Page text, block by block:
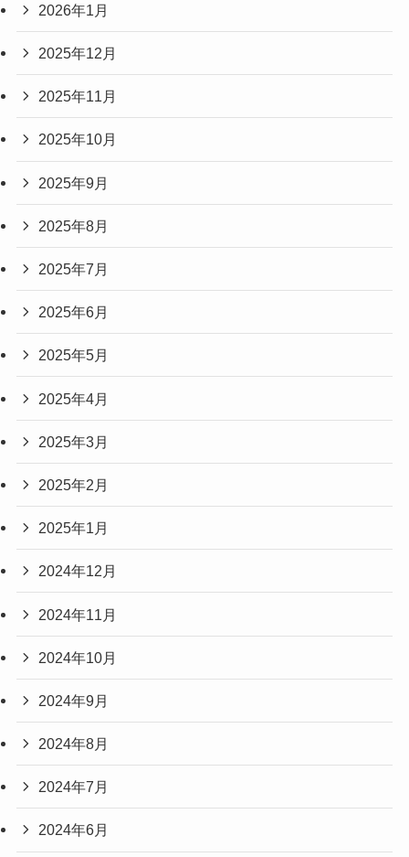
2026年1月
2025年12月
2025年11月
2025年10月
2025年9月
2025年8月
2025年7月
2025年6月
2025年5月
2025年4月
2025年3月
2025年2月
2025年1月
2024年12月
2024年11月
2024年10月
2024年9月
2024年8月
2024年7月
2024年6月